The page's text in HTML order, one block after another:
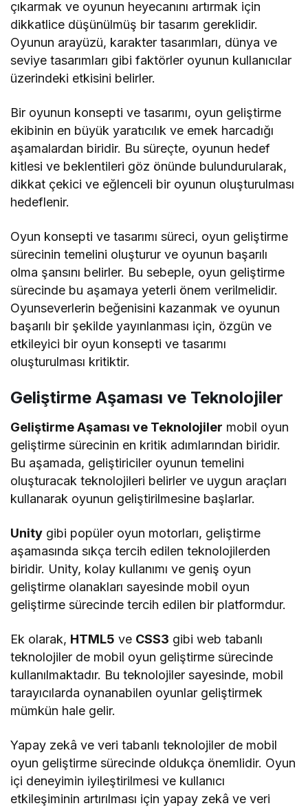
çıkarmak ve oyunun heyecanını artırmak için
dikkatlice düşünülmüş bir tasarım gereklidir.
Oyunun arayüzü, karakter tasarımları, dünya ve
seviye tasarımları gibi faktörler oyunun kullanıcılar
üzerindeki etkisini belirler.
Bir oyunun konsepti ve tasarımı, oyun geliştirme
ekibinin en büyük yaratıcılık ve emek harcadığı
aşamalardan biridir. Bu süreçte, oyunun hedef
kitlesi ve beklentileri göz önünde bulundurularak,
dikkat çekici ve eğlenceli bir oyunun oluşturulması
hedeflenir.
Oyun konsepti ve tasarımı süreci, oyun geliştirme
sürecinin temelini oluşturur ve oyunun başarılı
olma şansını belirler. Bu sebeple, oyun geliştirme
sürecinde bu aşamaya yeterli önem verilmelidir.
Oyunseverlerin beğenisini kazanmak ve oyunun
başarılı bir şekilde yayınlanması için, özgün ve
etkileyici bir oyun konsepti ve tasarımı
oluşturulması kritiktir.
Geliştirme Aşaması ve Teknolojiler
Geliştirme Aşaması ve Teknolojiler mobil oyun
geliştirme sürecinin en kritik adımlarından biridir.
Bu aşamada, geliştiriciler oyunun temelini
oluşturacak teknolojileri belirler ve uygun araçları
kullanarak oyunun geliştirilmesine başlarlar.
Unity gibi popüler oyun motorları, geliştirme
aşamasında sıkça tercih edilen teknolojilerden
biridir. Unity, kolay kullanımı ve geniş oyun
geliştirme olanakları sayesinde mobil oyun
geliştirme sürecinde tercih edilen bir platformdur.
Ek olarak, HTML5 ve CSS3 gibi web tabanlı
teknolojiler de mobil oyun geliştirme sürecinde
kullanılmaktadır. Bu teknolojiler sayesinde, mobil
tarayıcılarda oynanabilen oyunlar geliştirmek
mümkün hale gelir.
Yapay zekâ ve veri tabanlı teknolojiler de mobil
oyun geliştirme sürecinde oldukça önemlidir. Oyun
içi deneyimin iyileştirilmesi ve kullanıcı
etkileşiminin artırılması için yapay zekâ ve veri